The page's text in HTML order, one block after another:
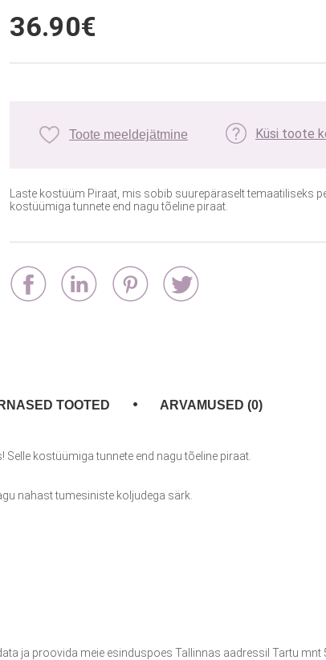
36.90€
Toote meeldejätmine Küsi toote
Laste kostüüm Piraat, mis sobib suurepäraselt temaatiliseks
kostüümiga tunnete end nagu tõeline piraat.
TOOTED ARVAMUSED (0)
kostüümiga tunnete end nagu tõeline piraat.
nahast tumesiniste koljudega särk.
ja proovida meie esinduspoes Tallinnas aadressil Tartu mnt